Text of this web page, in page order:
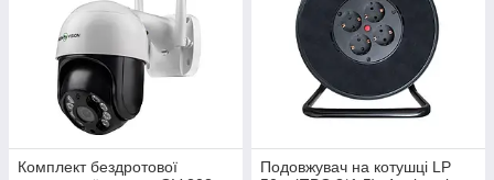
Комплект бездротової
Подовжувач на котушці LP